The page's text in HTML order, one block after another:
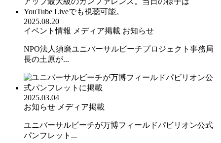
2025.08.20
イベント情報 メディア掲載 お知らせ
NPO法人須磨ユニバーサルビーチプロジェクト事務局
長の土原が...
2025.03.04
お知らせ メディア掲載
ユニバーサルビーチが万博フィールドパビリオン公式
パンフレット...